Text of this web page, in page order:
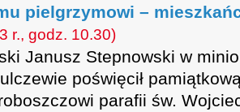
pielgrzymowi –
r., godz. 10.30)
Janusz Stepnowski w
poświęcił
parafii św.